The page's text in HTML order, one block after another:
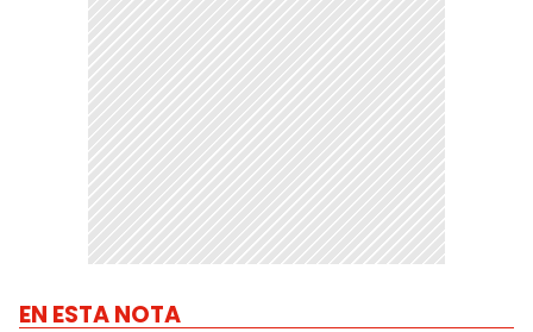
EN ESTA NOTA